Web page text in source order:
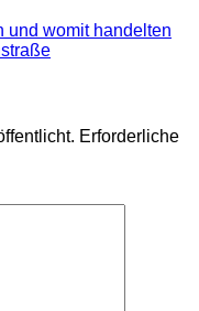
und womit handelten
Erforderliche